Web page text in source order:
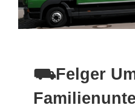
⛟Felger